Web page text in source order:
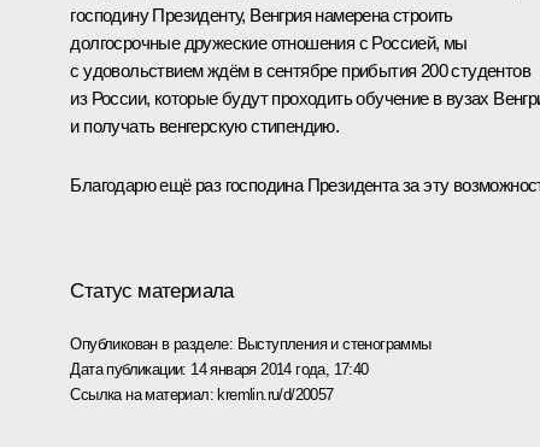
господину Президенту, Венгрия намерена строить
долгосрочные дружеские отношения с Россией, мы
с удовольствием ждём в сентябре прибытия 200 студентов
из России, которые будут проходить обучение в вузах
и получать венгерскую стипендию.
Благодарю ещё раз господина Президента за эту
Статус материала
Опубликован в разделе: Выступления и стенограммы
Дата публикации: 14 января 2014 года, 17:40
Ссылка на материал:kremlin.ru/d/20057